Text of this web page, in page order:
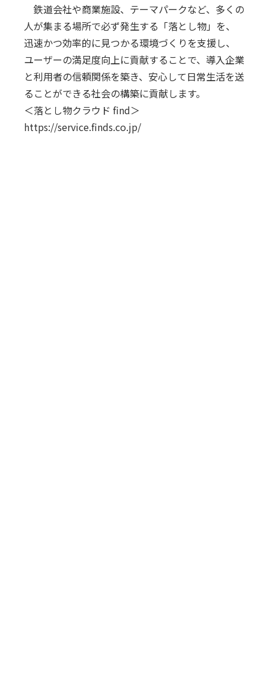
鉄道会社や商業施設、テーマパークなど、多くの
人が集まる場所で必ず発生する「落とし物」を、
迅速かつ効率的に見つかる環境づくりを支援し、
ユーザーの満足度向上に貢献することで、導入企業
と利用者の信頼関係を築き、安心して日常生活を送
ることができる社会の構築に貢献します。
＜落とし物クラウド find＞
https://service.finds.co.jp/